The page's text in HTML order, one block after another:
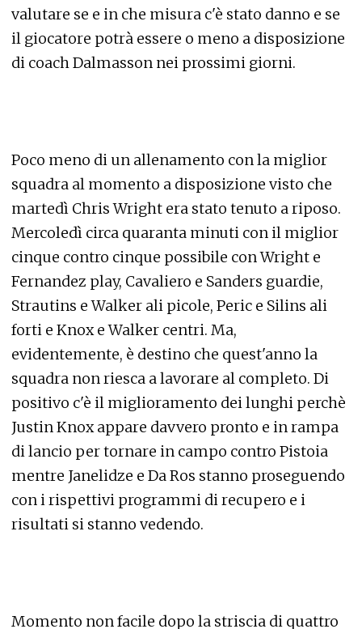
valutare se e in che misura c'è stato danno e se
il giocatore potrà essere o meno a disposizione
di coach Dalmasson nei prossimi giorni.
Poco meno di un allenamento con la miglior
squadra al momento a disposizione visto che
martedì Chris Wright era stato tenuto a riposo.
Mercoledì circa quaranta minuti con il miglior
cinque contro cinque possibile con Wright e
Fernandez play, Cavaliero e Sanders guardie,
Strautins e Walker ali picole, Peric e Silins ali
forti e Knox e Walker centri. Ma,
evidentemente, è destino che quest'anno la
squadra non riesca a lavorare al completo. Di
positivo c'è il miglioramento dei lunghi perchè
Justin Knox appare davvero pronto e in rampa
di lancio per tornare in campo contro Pistoia
mentre Janelidze e Da Ros stanno proseguendo
con i rispettivi programmi di recupero e i
risultati si stanno vedendo.
Momento non facile dopo la striscia di quattro